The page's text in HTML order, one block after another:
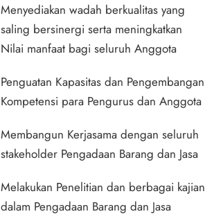
Menyediakan wadah berkualitas yang
saling bersinergi serta meningkatkan
Nilai manfaat bagi seluruh Anggota
Penguatan Kapasitas dan Pengembangan
Kompetensi para Pengurus dan Anggota
Membangun Kerjasama dengan seluruh
stakeholder Pengadaan Barang dan Jasa
Melakukan Penelitian dan berbagai kajian
dalam Pengadaan Barang dan Jasa